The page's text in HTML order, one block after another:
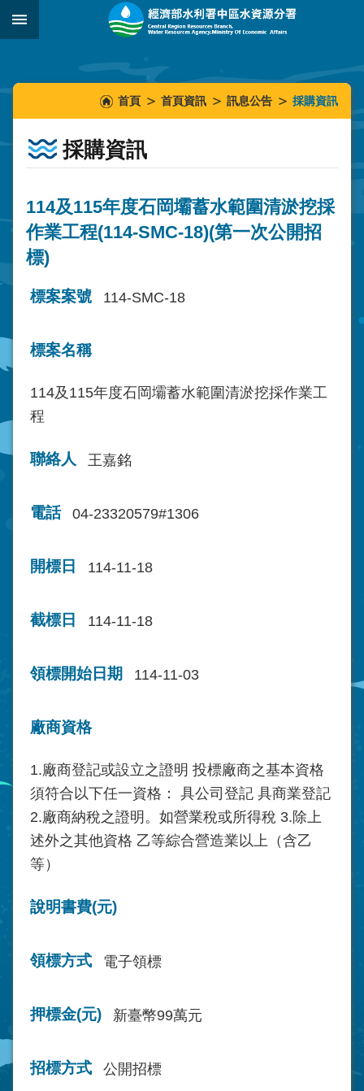
跳到主要內容區塊
::::::
首頁 首頁資訊 訊息公告 採購資訊
採購資訊
114及115年度石岡壩蓄水範圍清淤挖採
作業工程(114-SMC-18)(第一次公開招
標)
標案案號 114-SMC-18
標案名稱
114及115年度石岡壩蓄水範圍清淤挖採作業工
程
聯絡人 王嘉銘
電話 04-23320579#1306
開標日 114-11-18
截標日 114-11-18
領標開始日期 114-11-03
廠商資格
1.廠商登記或設立之證明 投標廠商之基本資格
須符合以下任一資格： 具公司登記 具商業登記
2.廠商納稅之證明。如營業稅或所得稅 3.除上
述外之其他資格 乙等綜合營造業以上（含乙
等）
說明書費(元)
領標方式 電子領標
押標金(元) 新臺幣99萬元
招標方式 公開招標